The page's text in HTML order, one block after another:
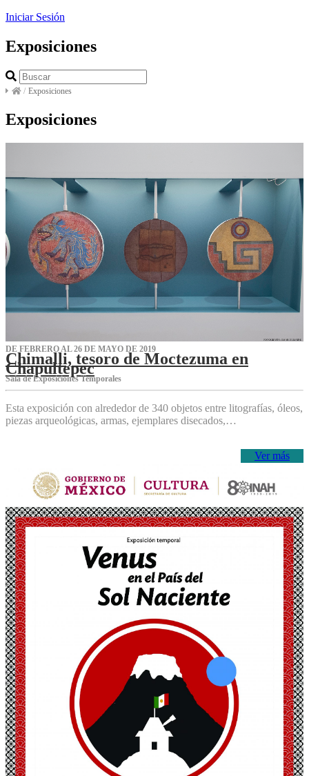
Iniciar Sesión
Exposiciones
/ Exposiciones
Exposiciones
DE FEBRERO AL 26 DE MAYO DE 2019
Chimalli, tesoro de Moctezuma en
Chapultepec
Sala de Exposiciones Temporales
Esta exposición con alrededor de 340 objetos entre litografías, óleos,
piezas arqueológicas, armas, ejemplares disecados,…
Ver más